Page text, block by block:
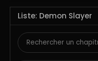
Liste: Demon Slayer